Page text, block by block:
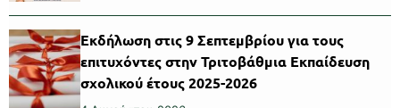
Εκδήλωση στις 9 Σεπτεμβρίου για τους
επιτυχόντες στην Τριτοβάθμια Εκπαίδευση
σχολικού έτους 2025-2026